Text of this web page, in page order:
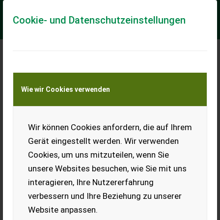
Cookie- und Datenschutzeinstellungen
Wie wir Cookies verwenden
Wir können Cookies anfordern, die auf Ihrem
Gerät eingestellt werden. Wir verwenden
Cookies, um uns mitzuteilen, wenn Sie
unsere Websites besuchen, wie Sie mit uns
interagieren, Ihre Nutzererfahrung
verbessern und Ihre Beziehung zu unserer
Website anpassen.
Meine Transportkostenanfrage
Transport von Land- und Baumaschinen –
KEINE Tiertransporte
Sonstige TEREX TW 85
4-Zylinder Turbo 25km/h Allrad Kabine Lüftung Radio,
Lenkradverstellung Bereifung 8.25-20, hydr. Fahrantrieb, 90er
Löffel Tapio Schubprozessor Typ...
EUR 72.000 inkl. 13% MwSt./Verm.